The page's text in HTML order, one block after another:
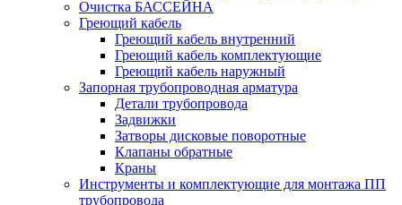
Очистка БАССЕЙНА
Греющий кабель
Греющий кабель внутренний
Греющий кабель комплектующие
Греющий кабель наружный
Запорная трубопроводная арматура
Детали трубопровода
Задвижки
Затворы дисковые поворотные
Клапаны обратные
Краны
Инструменты и комплектующие для монтажа ПП
трубопровода